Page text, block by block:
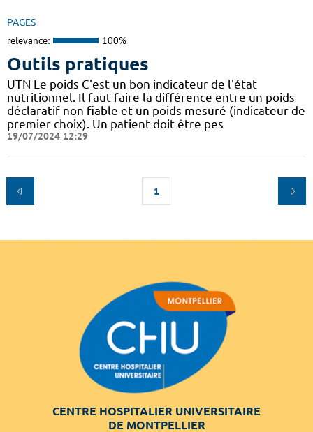
PAGES
relevance: 100%
Outils pratiques
UTN Le poids C'est un bon indicateur de l'état
nutritionnel. Il faut faire la différence entre un poids
déclaratif non fiable et un poids mesuré (indicateur de
premier choix). Un patient doit être pes
19/07/2024 12:29
1
CENTRE HOSPITALIER UNIVERSITAIRE
DE MONTPELLIER